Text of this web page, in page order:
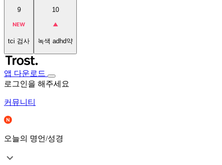
9
tci 검사
10
녹색 adhd약
앱 다운로드
로그인을 해주세요
커뮤니티
오늘의 명언/성경